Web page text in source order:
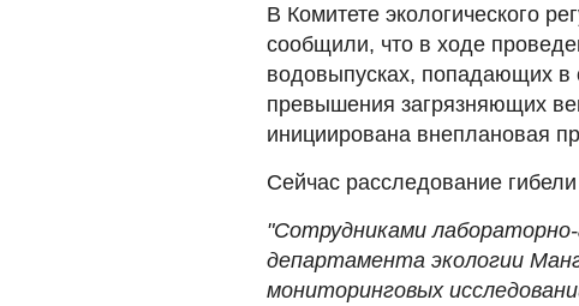
В Комитете экологического
сообщили, что в ходе
водовыпусках, попадающих
превышения загрязняющих
инициирована внеплановая
Сейчас расследование
"Сотрудниками
департамента экологии
мониторинговых